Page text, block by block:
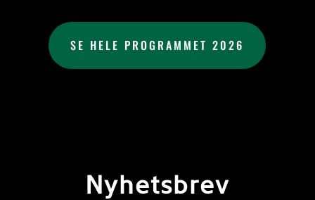
SE HELE PROGRAMMET 2026
Nyhetsbrev